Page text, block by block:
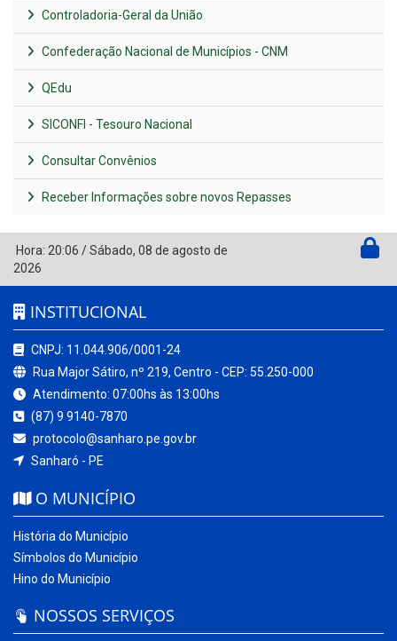
Controladoria-Geral da União
Confederação Nacional de Municípios - CNM
QEdu
SICONFI - Tesouro Nacional
Consultar Convênios
Receber Informações sobre novos Repasses
Hora: 20:06 /Sábado, 08 de agosto de
2026
INSTITUCIONAL
CNPJ: 11.044.906/0001-24
Rua Major Sátiro, nº 219, Centro - CEP: 55.250-000
Atendimento: 07:00hs às 13:00hs
(87) 9 9140-7870
protocolo@sanharo.pe.gov.br
Sanharó - PE
O MUNICÍPIO
História do Município
Símbolos do Município
Hino do Município
NOSSOS SERVIÇOS